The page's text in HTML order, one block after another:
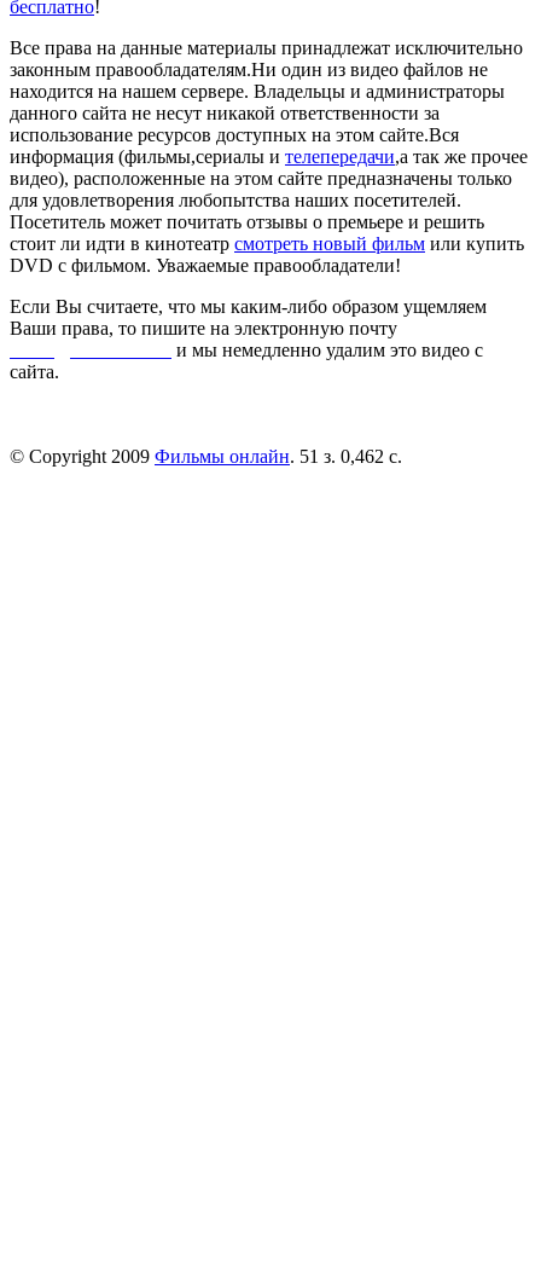
бесплатно!
Все права на данные материалы принадлежат исключительно
законным правообладателям.Ни один из видео файлов не
находится на нашем сервере. Владельцы и администраторы
данного сайта не несут никакой ответственности за
использование ресурсов доступных на этом сайте.Вся
информация (фильмы,сериалы и телепередачи,а так же прочее
видео), расположенные на этом сайте предназначены только
для удовлетворения любопытства наших посетителей.
Посетитель может почитать отзывы о премьере и решить
стоит ли идти в кинотеатр смотреть новый фильм или купить
DVD с фильмом. Уважаемые правообладатели!
Если Вы считаете, что мы каким-либо образом ущемляем
Ваши права, то пишите на электронную почту
и мы немедленно удалим это видео с
сайта.
© Copyright 2009 Фильмы онлайн. 51 з. 0,462 с.